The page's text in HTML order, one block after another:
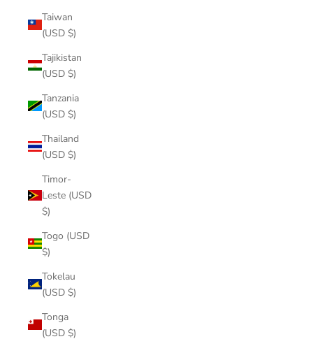
Taiwan
(USD $)
Tajikistan
(USD $)
Tanzania
(USD $)
Thailand
(USD $)
Timor-
Leste (USD
$)
Togo (USD
$)
Tokelau
(USD $)
Tonga
(USD $)